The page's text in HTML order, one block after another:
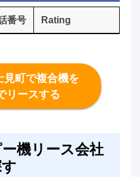
番号 Rating
見町で複合機を
リースする
機リース会社